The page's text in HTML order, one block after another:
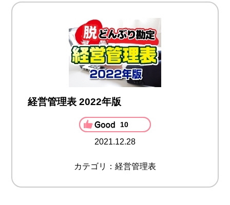
経営管理表 2022年版
10
2021.12.28
カテゴリ：経営管理表